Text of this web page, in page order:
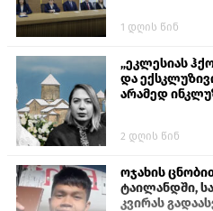
1 დღის წინ
„ეკლესიას
და
არამედ
2 დღის წინ
ოჯახის
ტაილანდში,
კვირას